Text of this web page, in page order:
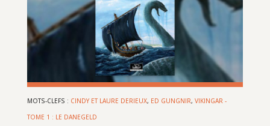
MOTS-CLEFS : CINDY ET LAURE DERIEUX, ED GUNGNIR, VIKINGAR -
TOME 1 : LE DANEGELD